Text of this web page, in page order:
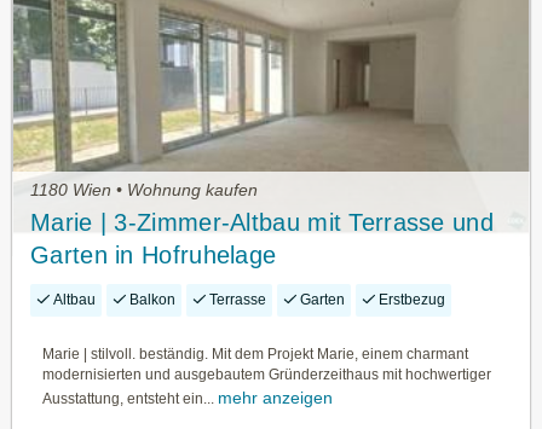
1180 Wien • Wohnung kaufen
Marie | 3-Zimmer-Altbau mit Terrasse und
Garten in Hofruhelage
Altbau Balkon Terrasse Garten Erstbezug
Marie | stilvoll. beständig. Mit dem Projekt Marie, einem charmant
modernisierten und ausgebautem Gründerzeithaus mit hochwertiger
Ausstattung, entsteht ein... mehr anzeigen